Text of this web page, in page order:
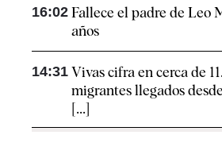
16:02 Fallece el padre de Leo
años
14:31 Vivas cifra en cerca de
migrantes llegados
[...]